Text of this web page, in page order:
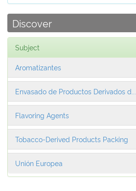
Discover
Subject
Aromatizantes
Envasado de Productos Derivados d...
Flavoring Agents
Tobacco-Derived Products Packing
Unión Europea